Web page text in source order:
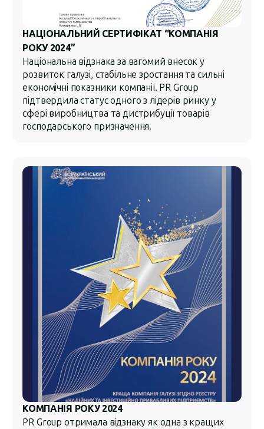
НАЦІОНАЛЬНИЙ СЕРТИФІКАТ “КОМПАНІЯ
РОКУ 2024”
Національна відзнака за вагомий внесок у
розвиток галузі, стабільне зростання та сильні
економічні показники компанії. PR Group
підтвердила статус одного з лідерів ринку у
сфері виробництва та дистрибуції товарів
господарського призначення.
КОМПАНІЯ РОКУ 2024
PR Group отримала відзнаку як одна з кращих